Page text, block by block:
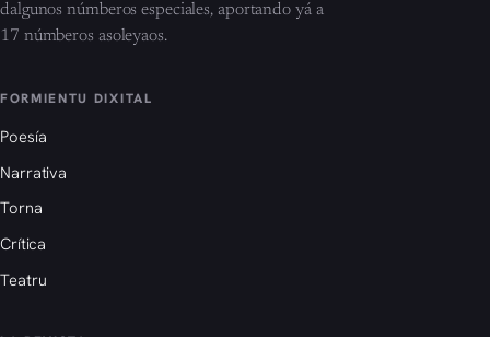
dalgunos númberos especiales, aportando yá a
17 númberos asoleyaos.
FORMIENTU DIXITAL
Poesía
Narrativa
Torna
Crítica
Teatru